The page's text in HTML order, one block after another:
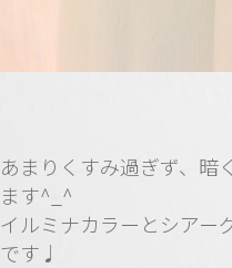
あまりくすみ過ぎず、暗
ます^_^
イルミナカラーとシアー
です♩